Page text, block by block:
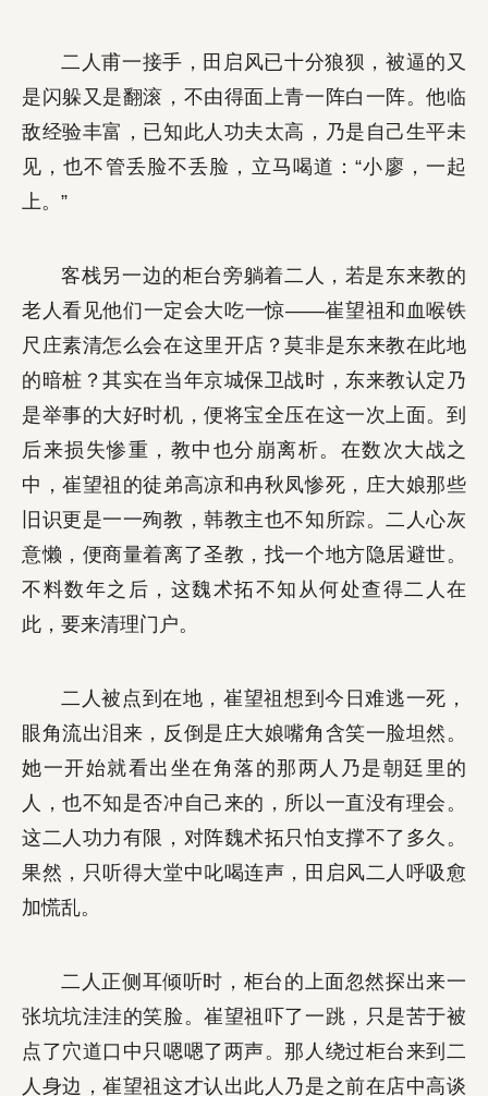
二人甫一接手，田启风已十分狼狈，被逼的又
是闪躲又是翻滚，不由得面上青一阵白一阵。他临
敌经验丰富，已知此人功夫太高，乃是自己生平未
见，也不管丢脸不丢脸，立马喝道：“小廖，一起
上。”
客栈另一边的柜台旁躺着二人，若是东来教的
老人看见他们一定会大吃一惊——崔望祖和血喉铁
尺庄素清怎么会在这里开店？莫非是东来教在此地
的暗桩？其实在当年京城保卫战时，东来教认定乃
是举事的大好时机，便将宝全压在这一次上面。到
后来损失惨重，教中也分崩离析。在数次大战之
中，崔望祖的徒弟高凉和冉秋凤惨死，庄大娘那些
旧识更是一一殉教，韩教主也不知所踪。二人心灰
意懒，便商量着离了圣教，找一个地方隐居避世。
不料数年之后，这魏术拓不知从何处查得二人在
此，要来清理门户。
二人被点到在地，崔望祖想到今日难逃一死，
眼角流出泪来，反倒是庄大娘嘴角含笑一脸坦然。
她一开始就看出坐在角落的那两人乃是朝廷里的
人，也不知是否冲自己来的，所以一直没有理会。
这二人功力有限，对阵魏术拓只怕支撑不了多久。
果然，只听得大堂中叱喝连声，田启风二人呼吸愈
加慌乱。
二人正侧耳倾听时，柜台的上面忽然探出来一
张坑坑洼洼的笑脸。崔望祖吓了一跳，只是苦于被
点了穴道口中只嗯嗯了两声。那人绕过柜台来到二
人身边，崔望祖这才认出此人乃是之前在店中高谈